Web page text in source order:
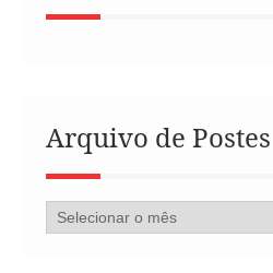
Arquivo de Postes
Arquivo
de